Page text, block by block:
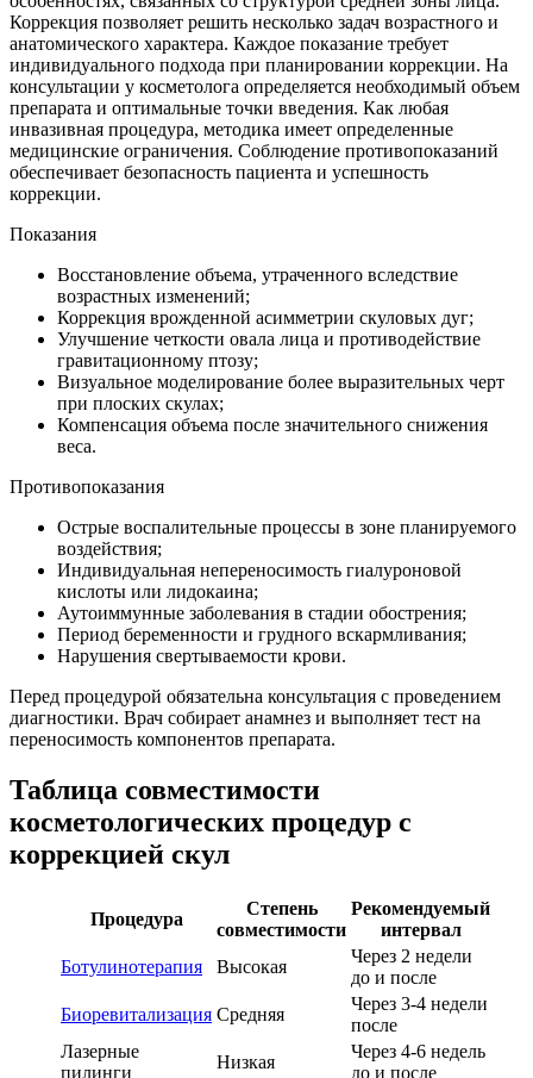
Коррекция позволяет решить несколько задач возрастного и
анатомического характера. Каждое показание требует
индивидуального подхода при планировании коррекции. На
консультации у косметолога определяется необходимый объем
препарата и оптимальные точки введения. Как любая
инвазивная процедура, методика имеет определенные
медицинские ограничения. Соблюдение противопоказаний
обеспечивает безопасность пациента и успешность
коррекции.
Показания
Восстановление объема, утраченного вследствие
возрастных изменений;
Коррекция врожденной асимметрии скуловых дуг;
Улучшение четкости овала лица и противодействие
гравитационному птозу;
Визуальное моделирование более выразительных черт
при плоских скулах;
Компенсация объема после значительного снижения
веса.
Противопоказания
Острые воспалительные процессы в зоне планируемого
воздействия;
Индивидуальная непереносимость гиалуроновой
кислоты или лидокаина;
Аутоиммунные заболевания в стадии обострения;
Период беременности и грудного вскармливания;
Нарушения свертываемости крови.
Перед процедурой обязательна консультация с проведением
диагностики. Врач собирает анамнез и выполняет тест на
переносимость компонентов препарата.
Таблица совместимости
косметологических процедур с
коррекцией скул
Процедура
Степень
совместимости
Рекомендуемый
интервал
Ботулинотерапия
Высокая
Через 2 недели
до и после
Биоревитализация Средняя
Через 3-4 недели
после
Лазерные
пилинги
Низкая
Через 4-6 недель
до и после